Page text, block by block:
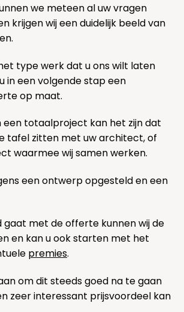
we meteen al uw vragen
krijgen wij een duidelijk beeld van
type werk dat u ons wilt laten
in een volgende stap een
op maat.
een totaalproject kan het zijn dat
tafel zitten met uw architect, of
waarmee wij samen werken.
een ontwerp opgesteld en een
gaat met de offerte kunnen wij de
en kan u ook starten met het
premies.
om dit steeds goed na te gaan
zeer interessant prijsvoordeel kan